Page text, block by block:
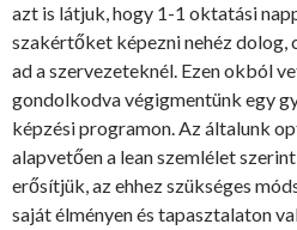
azt is látjuk, hogy 1-1 oktatási
szakértőket képezni nehéz dolog,
ad a szervezeteknél. Ezen okból
gondolkodva végigmentünk egy
képzési programon. Az általunk
alapvetően a lean szemlélet
erősítjük, az ehhez szükséges
saját élményen és tapasztalaton